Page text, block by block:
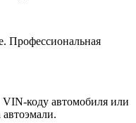
Профессиональная
коду автомобиля или